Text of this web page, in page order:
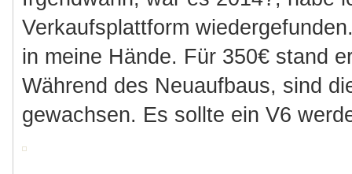
Verkaufsplattform
in meine Hände. Für 350€ stand
Während des Neuaufbaus, sind
gewachsen. Es sollte ein V6